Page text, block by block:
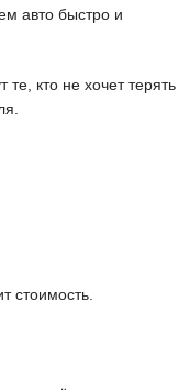
авто быстро и
кто не хочет терять
стоимость.